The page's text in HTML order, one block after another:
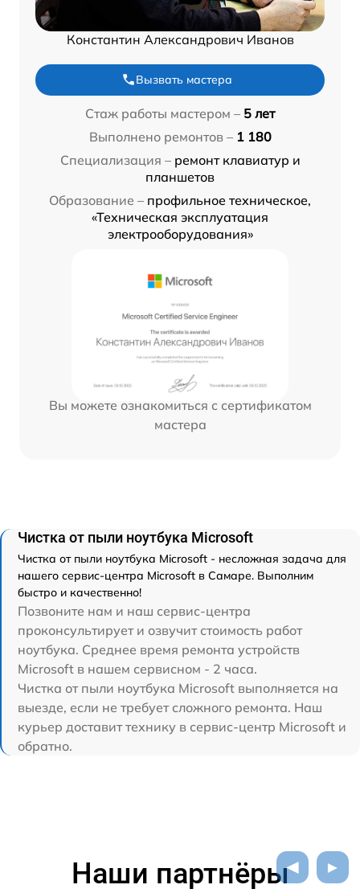
Константин Александрович Иванов
Вызвать мастера
Стаж работы мастером – 5 лет
Выполнено ремонтов – 1 180
Специализация – ремонт клавиатур и
планшетов
Образование – профильное техническое,
«Техническая эксплуатация
электрооборудования»
Вы можете ознакомиться с сертификатом
мастера
Чистка от пыли ноутбука Microsoft
Чистка от пыли ноутбука Microsoft - несложная задача для
нашего сервис-центра Microsoft в Самаре. Выполним
быстро и качественно!
Позвоните нам и наш сервис-центра
проконсультирует и озвучит стоимость работ
ноутбука. Среднее время ремонта устройств
Microsoft в нашем сервисном - 2 часа.
Чистка от пыли ноутбука Microsoft выполняется на
выезде, если не требует сложного ремонта. Наш
курьер доставит технику в сервис-центр Microsoft и
обратно.
Наши партнёры